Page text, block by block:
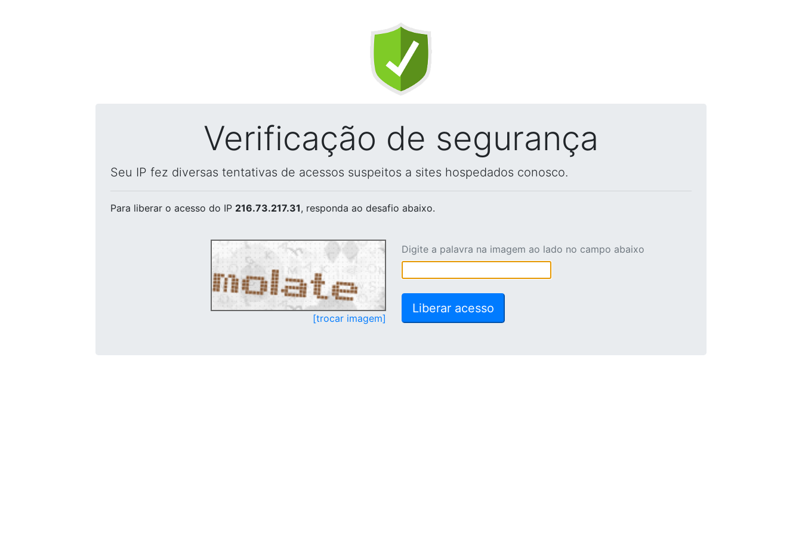
Verificação de segurança
Seu IP fez diversas tentativas de acessos suspeitos a sites hospedados conosco.
Para liberar o acesso do IP 216.73.217.31, responda ao desafio abaixo.
[trocar imagem]
Digite a palavra na imagem ao lado no campo abaixo